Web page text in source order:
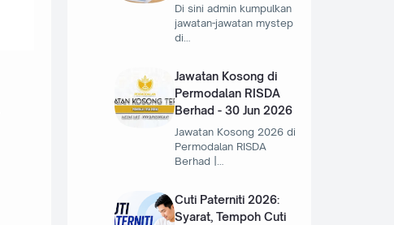
Di sini admin kumpulkan
jawatan-jawatan mystep
di…
Jawatan Kosong di
Permodalan RISDA
Berhad - 30 Jun 2026
Jawatan Kosong 2026 di
Permodalan RISDA
Cuti Paterniti 2026:
Syarat, Tempoh Cuti